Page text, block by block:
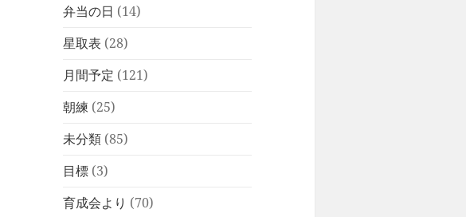
弁当の日 (14)
星取表 (28)
月間予定 (121)
朝練 (25)
未分類 (85)
目標 (3)
育成会より (70)